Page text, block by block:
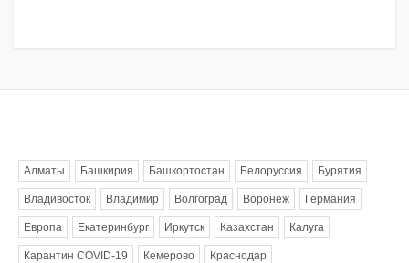
Алматы Башкирия Башкортостан Белоруссия Бурятия
Владивосток Владимир Волгоград Воронеж Германия
Европа Екатеринбург Иркутск Казахстан Калуга
Карантин COVID-19 Кемерово Краснодар